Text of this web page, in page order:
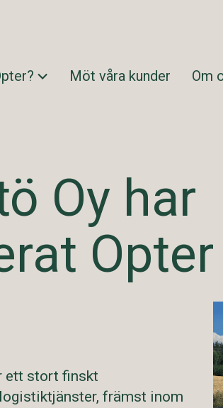
Möt våra kunder Om
Oy har
Opter
ett stort finskt
främst inom